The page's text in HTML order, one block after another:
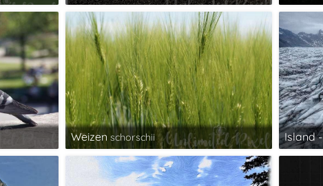
Weizen schorschii Island